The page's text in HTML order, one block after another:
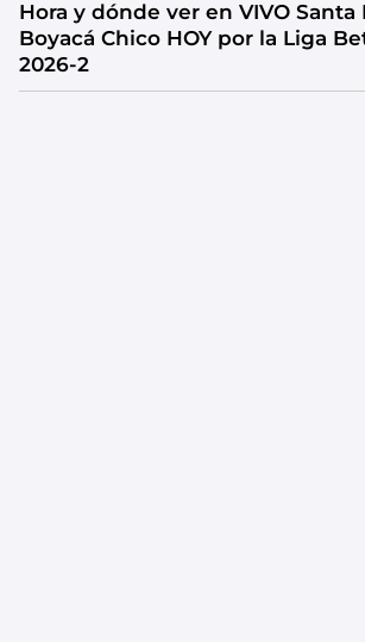
Hora y dónde ver en VIVO Santa
Boyacá Chico HOY por la Liga
2026-2